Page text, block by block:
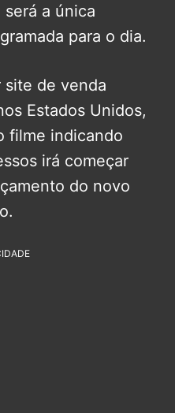
a única
para o dia.
site de venda
Estados Unidos,
filme indicando
irá começar
do novo